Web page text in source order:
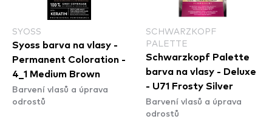
SYOSS
Syoss barva na vlasy -
Permanent Coloration -
4_1 Medium Brown
Barvení vlasů a úprava
odrostů
SCHWARZKOPF
PALETTE
Schwarzkopf Palette
barva na vlasy - Deluxe
- U71 Frosty Silver
Barvení vlasů a úprava
odrostů